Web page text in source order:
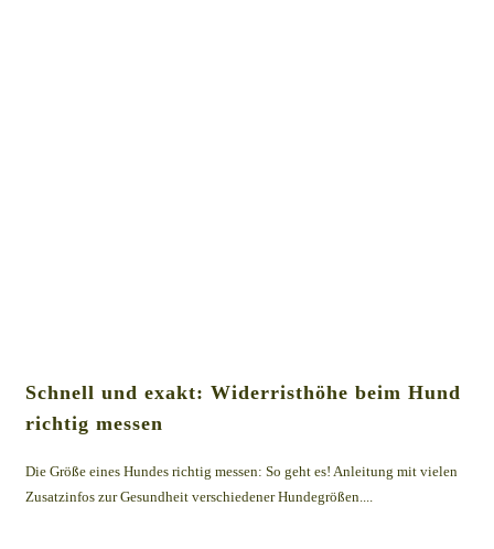
Schnell und exakt: Widerristhöhe beim Hund
richtig messen
Die Größe eines Hundes richtig messen: So geht es! Anleitung mit vielen
Zusatzinfos zur Gesundheit verschiedener Hundegrößen....